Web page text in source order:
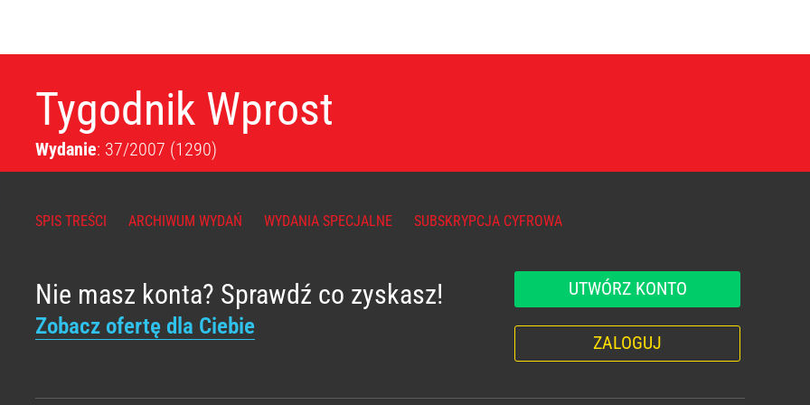
Tygodnik Wprost
Wydanie: 37/2007 (1290)
SPIS TREŚCI ARCHIWUM WYDAŃ WYDANIA SPECJALNE SUBSKRYPCJA CYFROWA
Nie masz konta? Sprawdź co zyskasz!
Zobacz ofertę dla Ciebie
UTWÓRZ KONTO
ZALOGUJ